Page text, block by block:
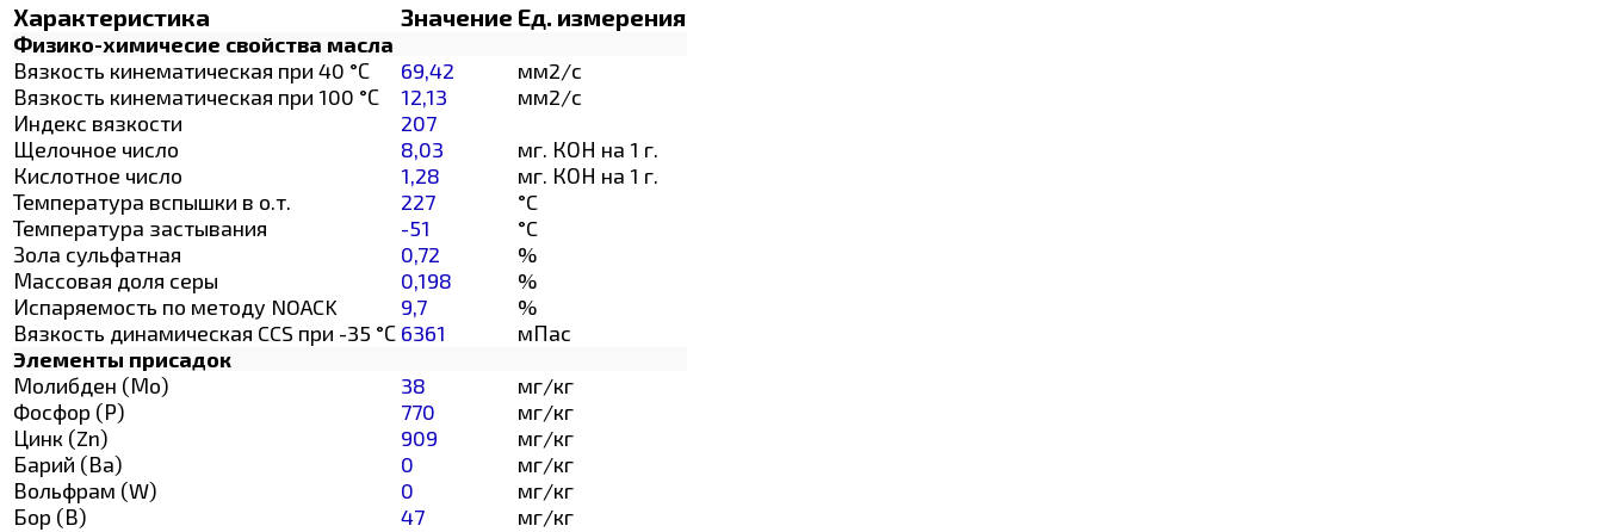
Характеристика
Значение Ед. измерения
Физико-химичесие свойства масла
Вязкость кинематическая при 40 °С
69,42
мм2/с
Вязкость кинематическая при 100 °С
12,13
мм2/с
Индекс вязкости
207
Щелочное число
8,03
мг. КОН на 1 г.
Кислотное число
1,28
мг. КОН на 1 г.
Температура вспышки в о.т.
227
°C
Температура застывания
-51
°C
Зола сульфатная
0,72
%
Массовая доля серы
0,198
%
Испаряемость по методу NOACK
9,7
%
Вязкость динамическая CCS при -35 °С 6361
мПас
Элементы присадок
Молибден (Мо)
38
мг/кг
Фосфор (Р)
770
мг/кг
Цинк (Zn)
909
мг/кг
Барий (Ва)
0
мг/кг
Вольфрам (W)
0
мг/кг
Бор (В)
47
мг/кг